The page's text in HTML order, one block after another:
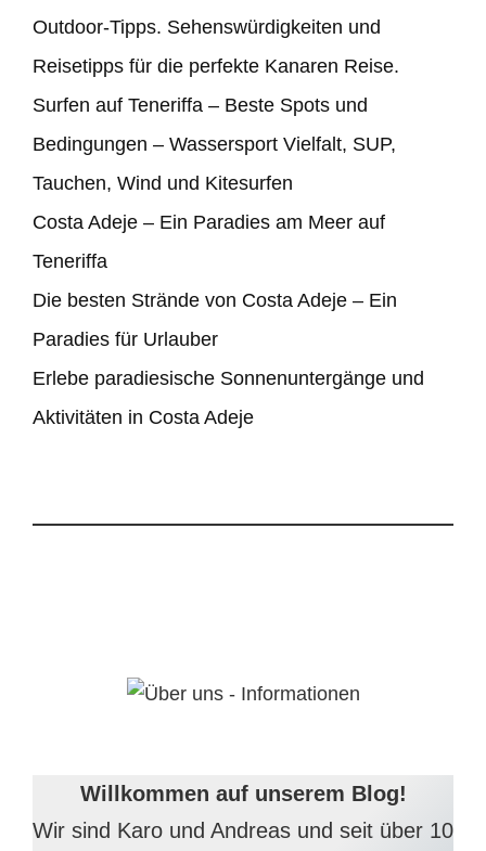
Outdoor‑Tipps. Sehenswürdigkeiten und
Reisetipps für die perfekte Kanaren Reise.
Surfen auf Teneriffa – Beste Spots und
Bedingungen – Wassersport Vielfalt, SUP,
Tauchen, Wind und Kitesurfen
Costa Adeje – Ein Paradies am Meer auf
Teneriffa
Die besten Strände von Costa Adeje – Ein
Paradies für Urlauber
Erlebe paradiesische Sonnenuntergänge und
Aktivitäten in Costa Adeje
Willkommen auf unserem Blog!
Wir sind Karo und Andreas und seit über 10